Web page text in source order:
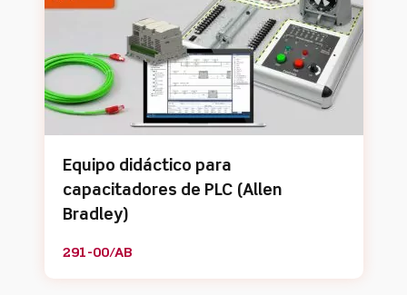
Equipo didáctico para
capacitadores de PLC (Allen
Bradley)
291-00/AB